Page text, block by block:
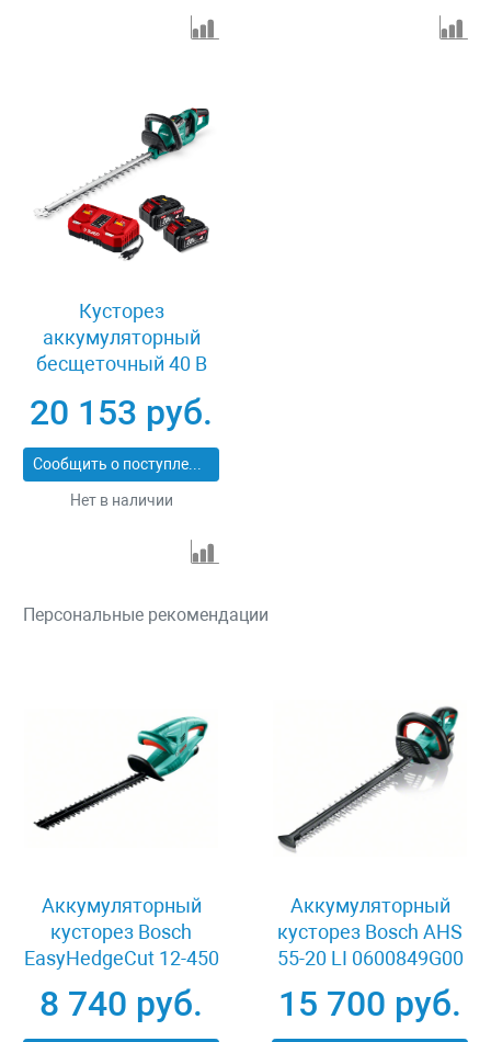
Кусторез
аккумуляторный
бесщеточный 40 В
LMS 4 Ач Зубр
КРА-4061-42
20 153 руб.
Сообщить о поступлении
Нет в наличии
Персональные рекомендации
Аккумуляторный
кусторез Bosch
EasyHedgeCut 12-450
8 740 руб.
Аккумуляторный
кусторез Bosch AHS
55-20 LI 0600849G00
15 700 руб.